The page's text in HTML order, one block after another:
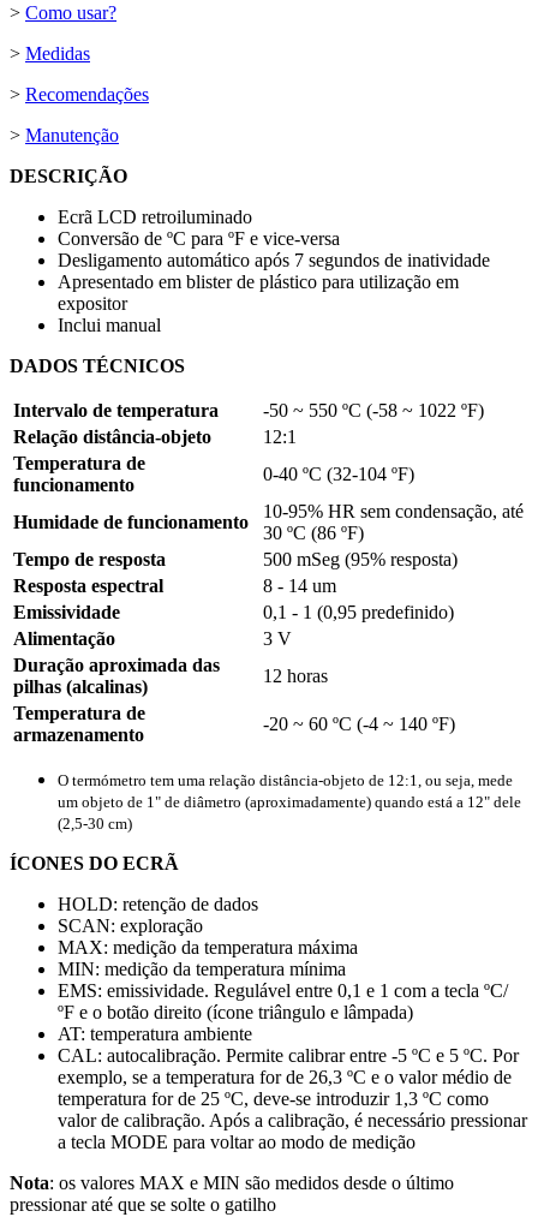
> Como usar?
> Medidas
> Recomendações
> Manutenção
DESCRIÇÃO
Ecrã LCD retroiluminado
Conversão de ºC para ºF e vice-versa
Desligamento automático após 7 segundos de inatividade
Apresentado em blister de plástico para utilização em
expositor
Inclui manual
DADOS TÉCNICOS
Intervalo de temperatura -50 ~ 550 ºC (-58 ~ 1022 ºF)
Relação distância-objeto
12:1
Temperatura de
funcionamento
0-40 ºC (32-104 ºF)
Humidade de funcionamento
10-95% HR sem condensação, até
30 ºC (86 ºF)
Tempo de resposta
500 mSeg (95% resposta)
Resposta espectral
8 - 14 um
Emissividade
0,1 - 1 (0,95 predefinido)
Alimentação
3 V
Duração aproximada das
pilhas (alcalinas)
12 horas
Temperatura de
armazenamento
-20 ~ 60 ºC (-4 ~ 140 ºF)
O termómetro tem uma relação distância-objeto de 12:1, ou seja, mede
um objeto de 1" de diâmetro (aproximadamente) quando está a 12" dele
(2,5-30 cm)
ÍCONES DO ECRÃ
HOLD: retenção de dados
SCAN: exploração
MAX: medição da temperatura máxima
MIN: medição da temperatura mínima
EMS: emissividade. Regulável entre 0,1 e 1 com a tecla ºC/
ºF e o botão direito (ícone triângulo e lâmpada)
AT: temperatura ambiente
CAL: autocalibração. Permite calibrar entre -5 ºC e 5 ºC. Por
exemplo, se a temperatura for de 26,3 ºC e o valor médio de
temperatura for de 25 ºC, deve-se introduzir 1,3 ºC como
valor de calibração. Após a calibração, é necessário pressionar
a tecla MODE para voltar ao modo de medição
Nota: os valores MAX e MIN são medidos desde o último
pressionar até que se solte o gatilho